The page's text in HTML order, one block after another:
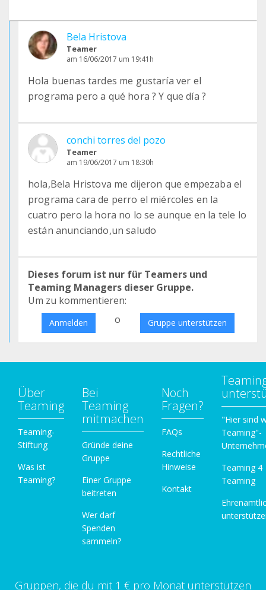
Bela Hristova
Teamer
am 16/06/2017 um 19:41h
Hola buenas tardes me gustaría ver el
programa pero a qué hora ? Y que día ?
conchi torres del pozo
Teamer
am 19/06/2017 um 18:30h
hola,Bela Hristova me dijeron que empezaba el
programa cara de perro el miércoles en la
cuatro pero la hora no lo se aunque en la tele lo
están anunciando,un saludo
Dieses forum ist nur für Teamers und
Teaming Managers dieser Gruppe.
Um zu kommentieren:
Anmelden o Gruppe unterstützen
Über
Teaming
Teaming-
Stiftung
Was ist
Teaming?
Bei
Teaming
mitmachen
Gründe deine
Gruppe
Einer Gruppe
beitreten
Wer darf
Spenden
sammeln?
Noch
Fragen?
FAQs
Rechtliche
Hinweise
Kontakt
"Hier sind
Teaming"-
Teaming 4
Teaming
Gruppen, die du mit 1 € pro Monat unterstützen